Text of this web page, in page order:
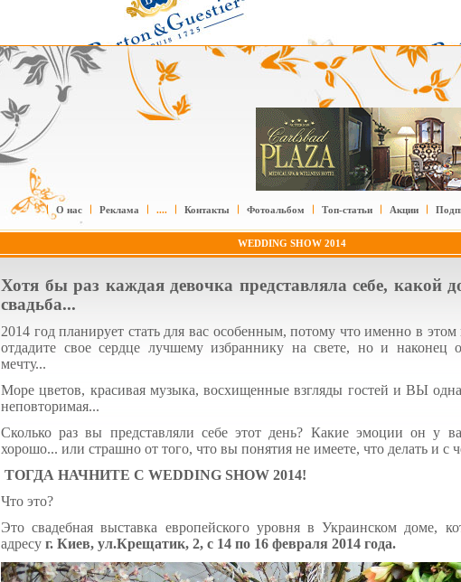
О нас Реклама .... Контакты Фотоальбом Топ-статьи Акции
WEDDING SHOW 2014
Хотя бы раз каждая девочка представляла себе, какой
свадьба...
2014 год планирует стать для вас особенным, потому что именно в этом
отдадите свое сердце лучшему избраннику на свете, но и наконец
мечту...
Море цветов, красивая музыка, восхищенные взгляды гостей и ВЫ
неповторимая...
Сколько раз вы представляли себе этот день? Какие эмоции он у
хорошо... или страшно от того, что вы понятия не имеете, что делать и с
ТОГДА НАЧНИТЕ С WEDDING SHOW 2014!
Что это?
Это свадебная выставка европейского уровня в Украинском доме,
адресу г. Киев, ул.Крещатик, 2, с 14 по 16 февраля 2014 года.